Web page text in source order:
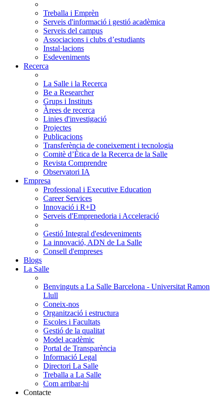
Treballa i Emprèn
Serveis d'informació i gestió acadèmica
Serveis del campus
Associacions i clubs d’estudiants
Instal·lacions
Esdeveniments
Recerca
La Salle i la Recerca
Be a Researcher
Grups i Instituts
Àrees de recerca
Linies d'investigació
Projectes
Publicacions
Transferència de coneixement i tecnologia
Comitè d’Ètica de la Recerca de la Salle
Revista Comprendre
Observatori IA
Empresa
Professional i Executive Education
Career Services
Innovació i R+D
Serveis d'Emprenedoria i Acceleració
Gestió Integral d'esdeveniments
La innovació, ADN de La Salle
Consell d'empreses
Blogs
La Salle
Benvinguts a La Salle Barcelona - Universitat Ramon
Llull
Coneix-nos
Organització i estructura
Escoles i Facultats
Gestió de la qualitat
Model acadèmic
Portal de Transparència
Informació Legal
Directori La Salle
Treballa a La Salle
Com arribar-hi
Contacte